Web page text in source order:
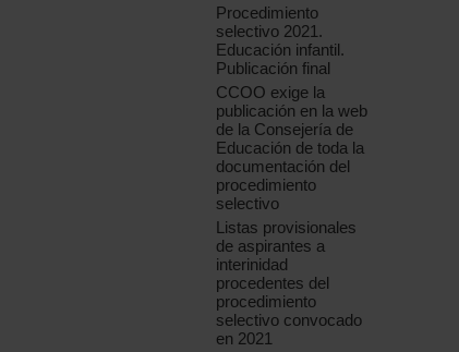
Procedimiento
selectivo 2021.
Educación infantil.
Publicación final
CCOO exige la
publicación en la web
de la Consejería de
Educación de toda la
documentación del
procedimiento
selectivo
Listas provisionales
de aspirantes a
interinidad
procedentes del
procedimiento
selectivo convocado
en 2021